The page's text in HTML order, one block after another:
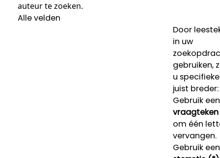
auteur te zoeken.
Alle velden
Door
in uw
gebruiken,
u
juist breder:
Gebruik een
om één
vervangen.
Gebruik een